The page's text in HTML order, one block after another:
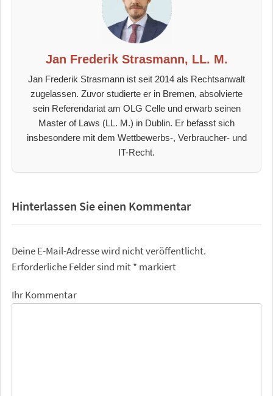
Jan Frederik Strasmann, LL. M.
Jan Frederik Strasmann ist seit 2014 als Rechtsanwalt
zugelassen. Zuvor studierte er in Bremen, absolvierte
sein Referendariat am OLG Celle und erwarb seinen
Master of Laws (LL. M.) in Dublin. Er befasst sich
insbesondere mit dem Wettbewerbs-, Verbraucher- und
IT-Recht.
Hinterlassen Sie einen Kommentar
Deine E-Mail-Adresse wird nicht veröffentlicht.
Erforderliche Felder sind mit* markiert
Ihr Kommentar